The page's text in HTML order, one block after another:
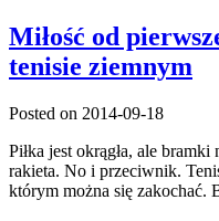
Miłość od
tenisie ziemnym
Posted on 2014-09-18
Piłka jest okrągła, ale
rakieta. No i przeciwnik.
którym można się